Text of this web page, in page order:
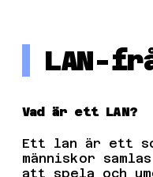
LAN-
Vad är ett LAN?
Ett lan är ett
människor
att spela och